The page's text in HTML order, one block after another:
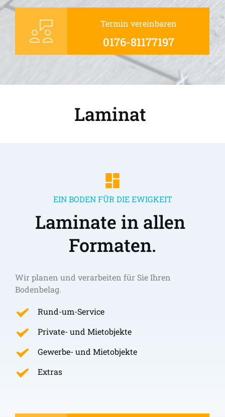
Termin vereinbaren
0176-81177197
Laminat
EIN BODEN FÜR DIE EWIGKEIT
Laminate in allen
Formaten.
Wir planen und verarbeiten für Sie Ihren
Bodenbelag.
Rund-um-Service
Private- und Mietobjekte
Gewerbe- und Mietobjekte
Extras